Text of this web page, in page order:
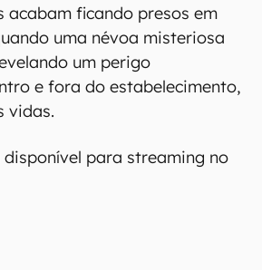
acabam ficando presos em
uma névoa misteriosa
um perigo
e fora do estabelecimento,
vidas.
disponível para streaming no